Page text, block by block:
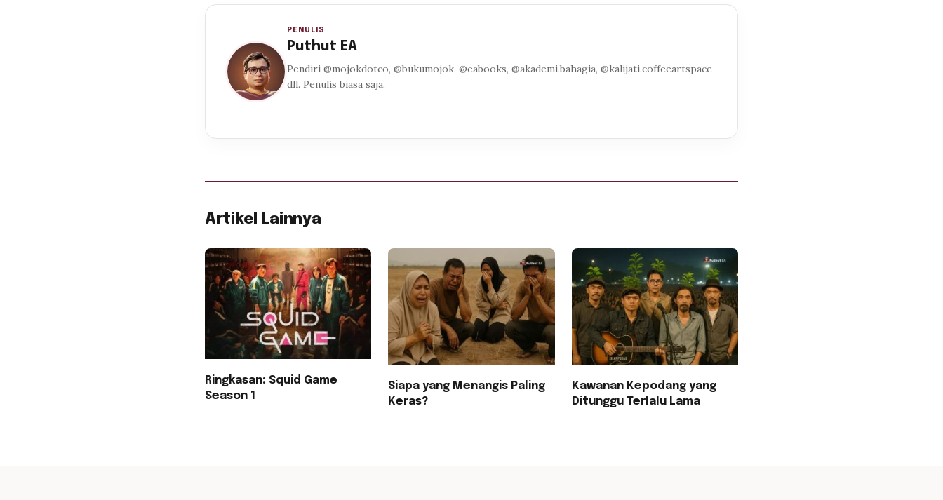
PENULIS
Puthut EA
Pendiri @mojokdotco, @bukumojok, @eabooks, @akademi.bahagia, @kalijati.coffeeartspace
dll. Penulis biasa saja.
Artikel Lainnya
Ringkasan: Squid Game
Season 1
Siapa yang Menangis Paling
Keras?
Kawanan Kepodang yang
Ditunggu Terlalu Lama